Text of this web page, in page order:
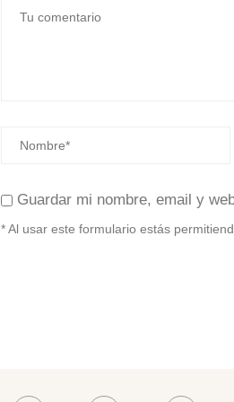
Guardar mi nombre, email y
* Al usar este formulario estás